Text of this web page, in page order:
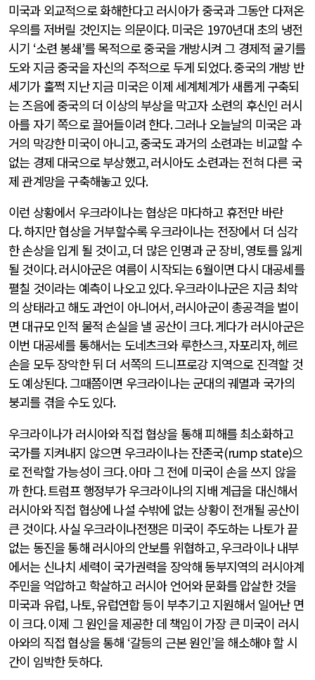
미국과 외교적으로 화해한다고 러시아가 중국과 그동안 다져온
우의를 저버릴 것인지는 의문이다.미국은 1970년대 초의 냉전
시기 ‘소련 봉쇄’를 목적으로 중국을 개방시켜 그 경제적 굴기를
도와 지금 중국을 자신의 주적으로 두게 되었다.중국의 개방 반
세기가 훌쩍 지난 지금 미국은 이제 세계체계가 새롭게 구축되
는 즈음에 중국의 더 이상의 부상을 막고자 소련의 후신인 러시
아를 자기 쪽으로 끌어들이려 한다.그러나 오늘날의 미국은 과
거의 막강한 미국이 아니고,중국도 과거의 소련과는 비교할 수
없는 경제 대국으로 부상했고,러시아도 소련과는 전혀 다른 국
제 관계망을 구축해놓고 있다.
이런 상황에서 우크라이나는 협상은 마다하고 휴전만 바란
다.하지만 협상을 거부할수록 우크라이나는 전장에서 더 심각
한 손상을 입게 될 것이고,더 많은 인명과 군 장비,영토를 잃게
될 것이다.러시아군은 여름이 시작되는6월이면 다시 대공세를
펼칠 것이라는 예측이 나오고 있다.우크라이나군은 지금 최악
의 상태라고 해도 과언이 아니어서,러시아군이 총공격을 벌이
면 대규모 인적 물적 손실을 낼 공산이 크다.게다가 러시아군은
이번 대공세를 통해서는 도네츠크와 루한스크,자포리자,헤르
손을 모두 장악한 뒤 더 서쪽의 드니프로강 지역으로 진격할 것
도 예상된다.그때쯤이면 우크라이나는 군대의 궤멸과 국가의
붕괴를 겪을 수도 있다.
우크라이나가 러시아와 직접 협상을 통해 피해를 최소화하고
국가를 지켜내지 않으면 우크라이나는 잔존국(rump state)으
로 전락할 가능성이 크다.아마 그 전에 미국이 손을 쓰지 않을
까 한다.트럼프 행정부가 우크라이나의 지배 계급을 대신해서
러시아와 직접 협상에 나설 수밖에 없는 상황이 전개될 공산이
큰 것이다.사실 우크라이나전쟁은 미국이 주도하는 나토가 끝
없는 동진을 통해 러시아의 안보를 위협하고,우크라이나 내부
에서는 신나치 세력이 국가권력을 장악해 동부지역의 러시아계
주민을 억압하고 학살하고 러시아 언어와 문화를 압살한 것을
미국과 유럽, 나토,유럽연합 등이 부추기고 지원해서 일어난 면
이 크다.이제 그 원인을 제공한 데 책임이 가장 큰 미국이 러시
아와의 직접 협상을 통해 ‘갈등의 근본 원인’을 해소해야 할 시
간이 임박한 듯하다.